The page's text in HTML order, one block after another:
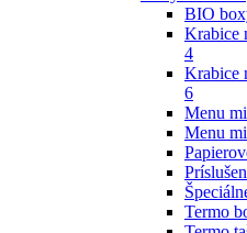
BIO
Krabice
4
Krabice
6
Menu
Menu
Termo